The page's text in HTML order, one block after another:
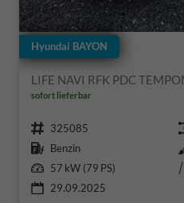
Hyundai BAYON
LIFE NAVI RFK PDC
sofort lieferbar
Fahrzeugnr. 325085
Kraftstoff Benzin
Leistung 57 kW (79 PS)
29.09.2025